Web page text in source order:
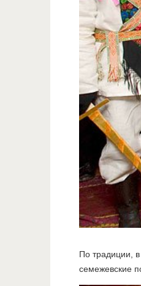
По традиции,
семежевские